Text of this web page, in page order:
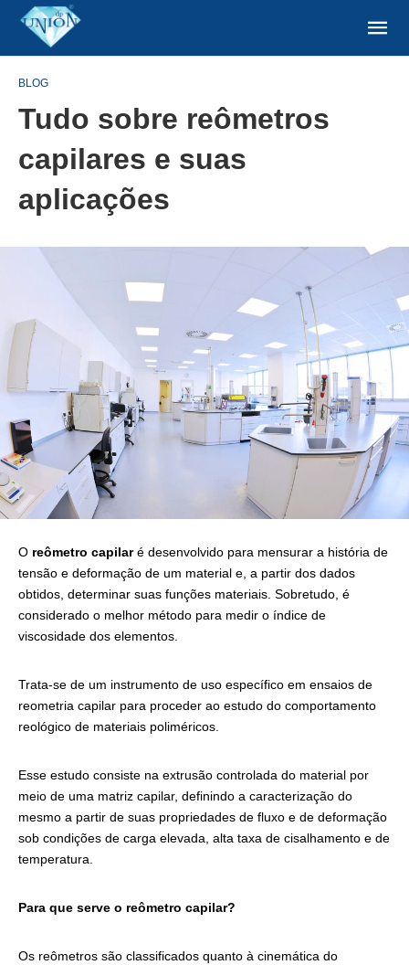
BLOG
Tudo sobre reômetros
capilares e suas
aplicações
O reômetro capilaré desenvolvido para mensurar a história de
tensão e deformação de um material e, a partir dos dados
obtidos, determinar suas funções materiais. Sobretudo, é
considerado o melhor método para medir o índice de
viscosidade dos elementos.
Trata-se de um instrumento de uso específico em ensaios de
reometria capilar para proceder ao estudo do comportamento
reológico de materiais poliméricos.
Esse estudo consiste na extrusão controlada do material por
meio de uma matriz capilar, definindo a caracterização do
mesmo a partir de suas propriedades de fluxo e de deformação
sob condições de carga elevada, alta taxa de cisalhamento e de
temperatura.
Para que serve o reômetro capilar?
Os reômetros são classificados quanto à cinemática do